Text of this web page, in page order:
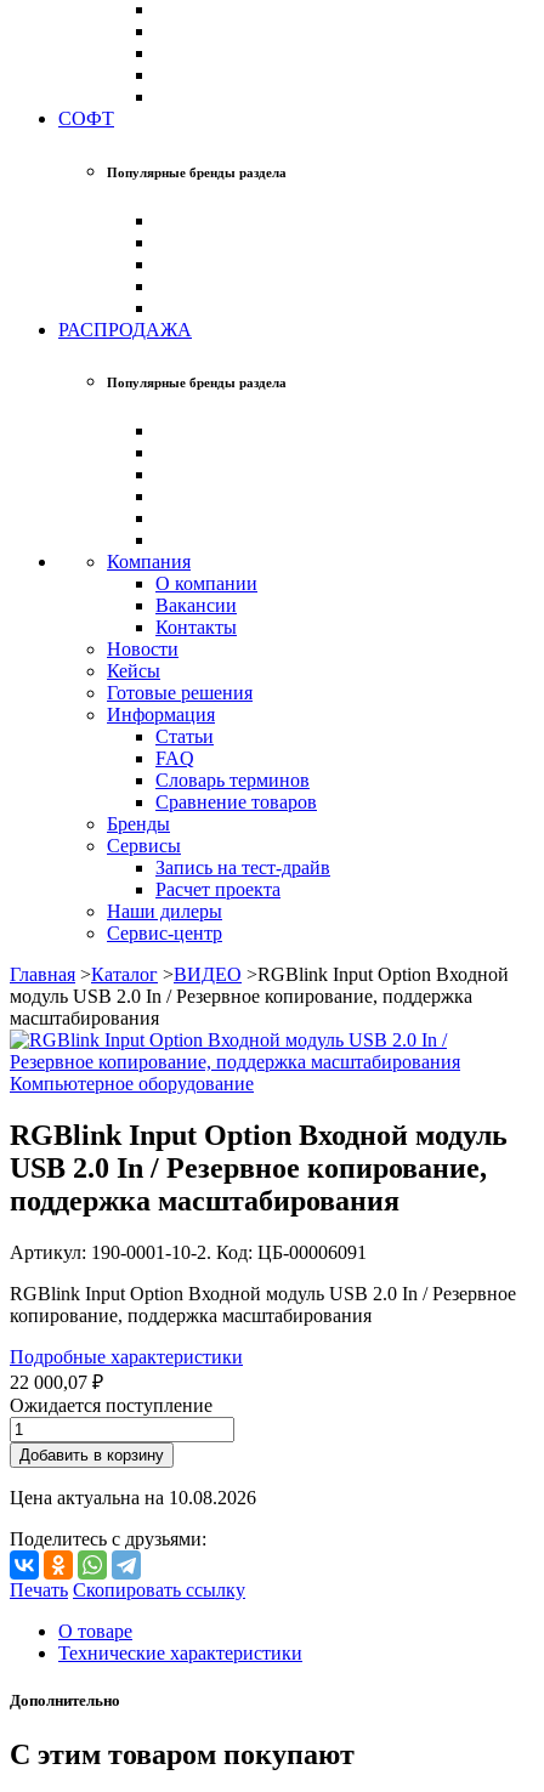
СОФТ
Популярные бренды раздела
РАСПРОДАЖА
Популярные бренды раздела
Компания
О компании
Вакансии
Контакты
Новости
Кейсы
Готовые решения
Информация
Статьи
FAQ
Словарь терминов
Сравнение товаров
Бренды
Сервисы
Запись на тест-драйв
Расчет проекта
Наши дилеры
Сервис-центр
Главная >Каталог >ВИДЕО >RGBlink Input Option Входной
модуль USB 2.0 In / Резервное копирование, поддержка
масштабирования
Компьютерное оборудование
RGBlink Input Option Входной модуль
USB 2.0 In / Резервное копирование,
поддержка масштабирования
Артикул: 190-0001-10-2. Код: ЦБ-00006091
RGBlink Input Option Входной модуль USB 2.0 In / Резервное
копирование, поддержка масштабирования
Подробные характеристики
22 000,07 ₽
Ожидается поступление
Добавить в корзину
Цена актуальна на 10.08.2026
Поделитесь с друзьями:
Печать Скопировать ссылку
О товаре
Технические характеристики
Дополнительно
С этим товаром покупают